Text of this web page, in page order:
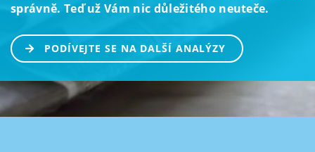
správně. Teď už Vám nic důležitého neuteče.
PODÍVEJTE SE NA DALŠÍ ANALÝZY